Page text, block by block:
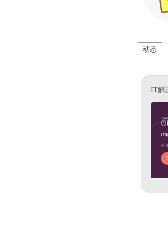
动态
IT解